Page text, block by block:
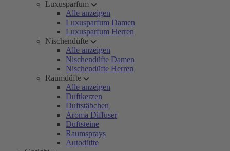
Luxusparfum
Alle anzeigen
Luxusparfum Damen
Luxusparfum Herren
Nischendüfte
Alle anzeigen
Nischendüfte Damen
Nischendüfte Herren
Raumdüfte
Alle anzeigen
Duftkerzen
Duftstäbchen
Aroma Diffuser
Duftsteine
Raumsprays
Autodüfte